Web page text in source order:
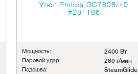
Утюг Philips GC7808/40
#281196
Мощность: 2400 Вт
Паровой удар: 280 г/мин
Подошва: SteamGlide